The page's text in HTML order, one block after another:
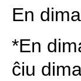
En
*En
ĉiu